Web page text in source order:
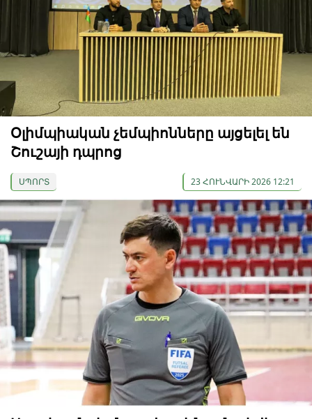
Օլիմպիական չեմպիոնները այցելել են
Շուշայի դպրոց
ՍՊՈՐՏ 23 ՀՈՒՆՎԱՐԻ 2026 12:21